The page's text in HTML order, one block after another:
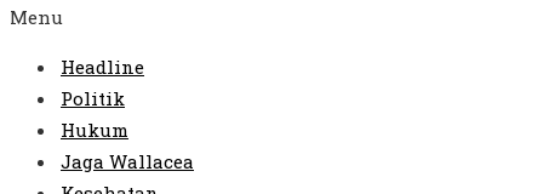
Menu
Headline
Politik
Hukum
Jaga Wallacea